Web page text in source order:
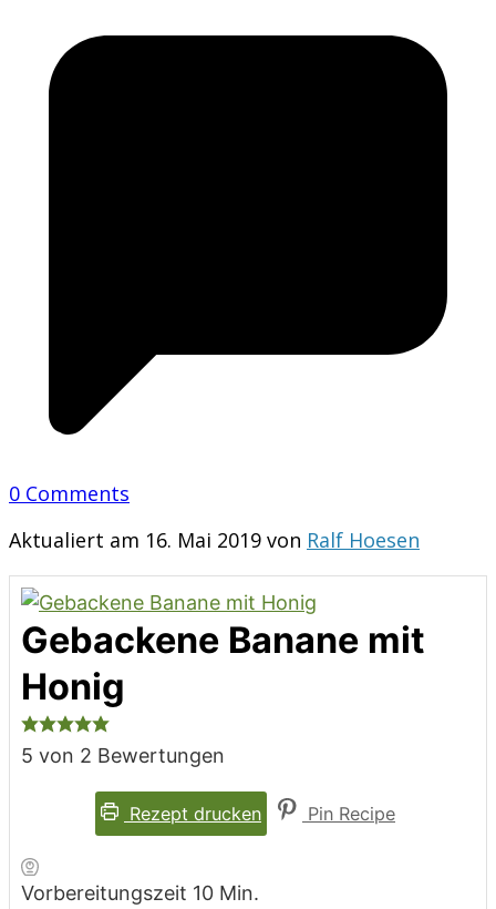
0 Comments
Aktualiert am 16. Mai 2019 von Ralf Hoesen
Gebackene Banane mit
Honig
5 von 2 Bewertungen
Rezept drucken Pin Recipe
Vorbereitungszeit 10Minuten
Min.